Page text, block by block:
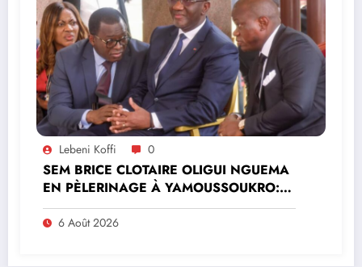
Lebeni Koffi 0
SEM BRICE CLOTAIRE OLIGUI NGUEMA
EN PÈLERINAGE À YAMOUSSOUKRO:LE
MINISTRE PAULIN CLAUDE DANHO
PREND PART À LA CÉRÉMONIE
6 Août 2026